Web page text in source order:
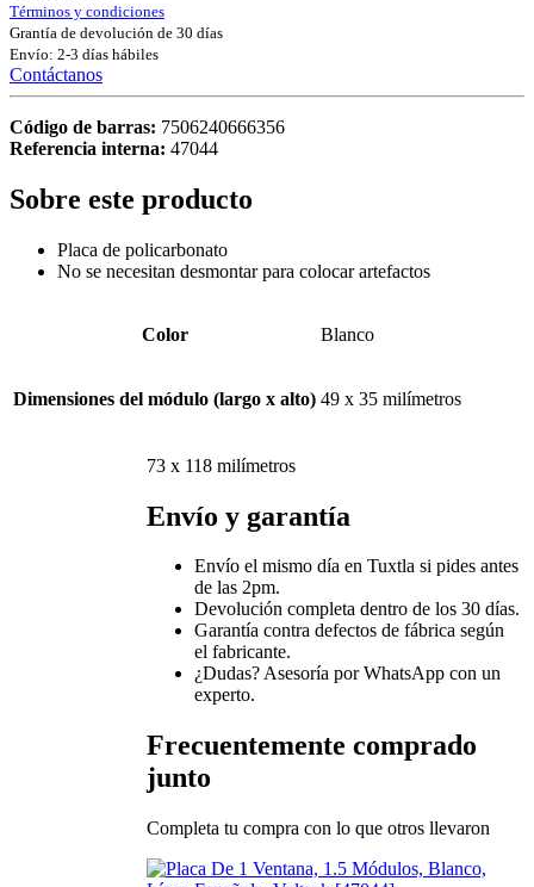
Términos y condiciones
Grantía de devolución de 30 días
Envío: 2-3 días hábiles
Contáctanos
Código de barras: 7506240666356
Referencia interna: 47044
Sobre este producto
Placa de policarbonato
No se necesitan desmontar para colocar artefactos
Color Blanco
Dimensiones del módulo (largo x alto) 49 x 35 milímetros
73 x 118 milímetros
Envío y garantía
Envío el mismo día en Tuxtla si pides antes
de las 2pm.
Devolución completa dentro de los 30 días.
Garantía contra defectos de fábrica según
el fabricante.
¿Dudas? Asesoría por WhatsApp con un
experto.
Frecuentemente comprado
junto
Completa tu compra con lo que otros llevaron